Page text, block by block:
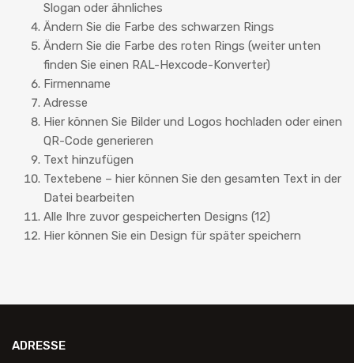
Slogan oder ähnliches
Ändern Sie die Farbe des schwarzen Rings
Ändern Sie die Farbe des roten Rings (weiter unten
finden Sie einen RAL-Hexcode-Konverter)
Firmenname
Adresse
Hier können Sie Bilder und Logos hochladen oder einen
QR-Code generieren
Text hinzufügen
Textebene – hier können Sie den gesamten Text in der
Datei bearbeiten
Alle Ihre zuvor gespeicherten Designs (12)
Hier können Sie ein Design für später speichern
ADRESSE